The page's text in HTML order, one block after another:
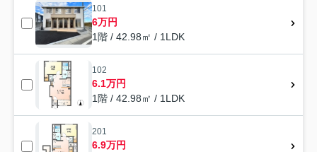
101
6万円
1階 / 42.98㎡ / 1LDK
102
6.1万円
1階 / 42.98㎡ / 1LDK
201
6.9万円